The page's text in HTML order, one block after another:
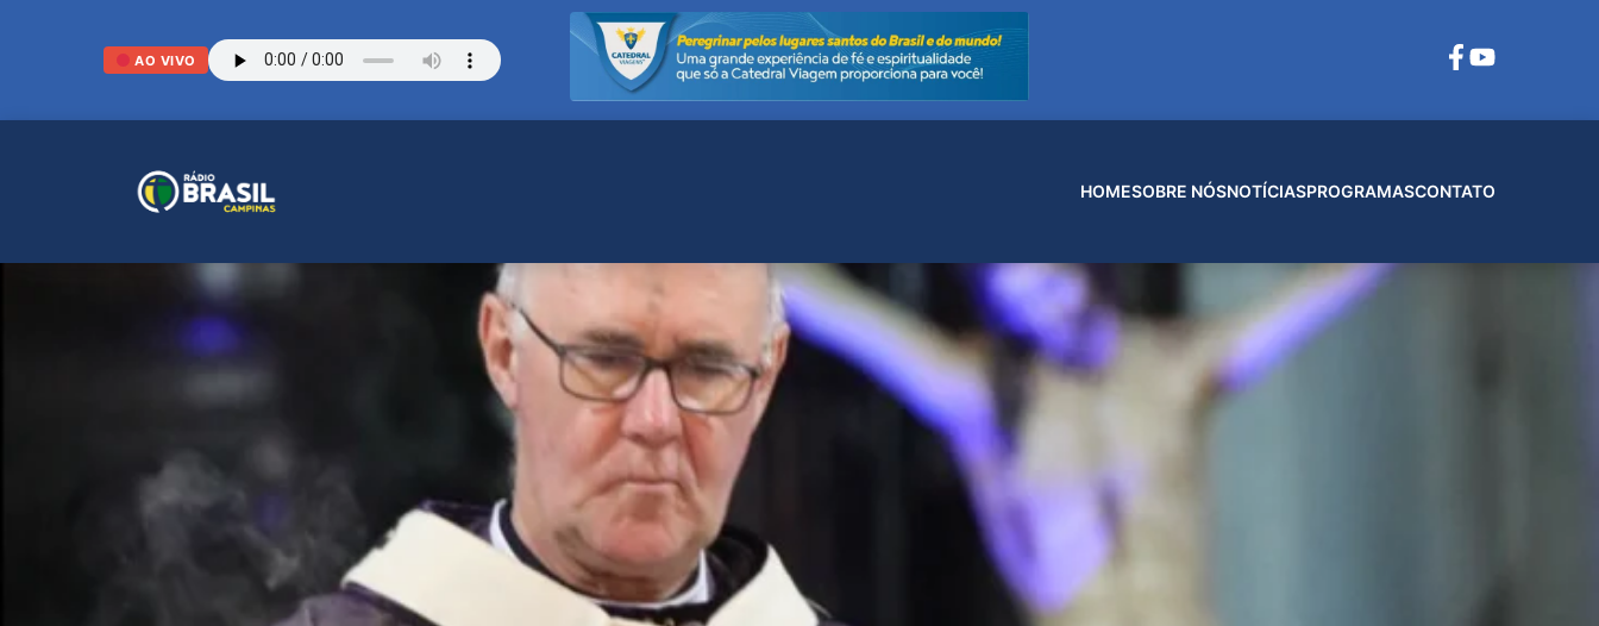
AO VIVO
HOMESOBRE NÓSNOTÍCIASPROGRAMASCONTATO